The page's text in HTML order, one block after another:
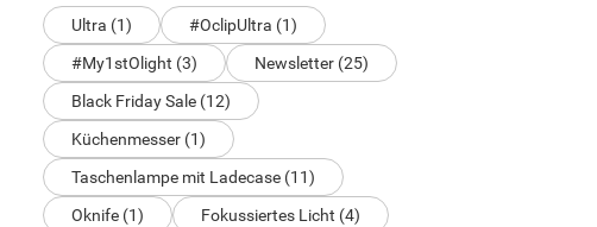
Ultra (1)
#OclipUltra (1)
#My1stOlight (3)
Newsletter (25)
Black Friday Sale (12)
Küchenmesser (1)
Taschenlampe mit Ladecase (11)
Oknife (1)
Fokussiertes Licht (4)